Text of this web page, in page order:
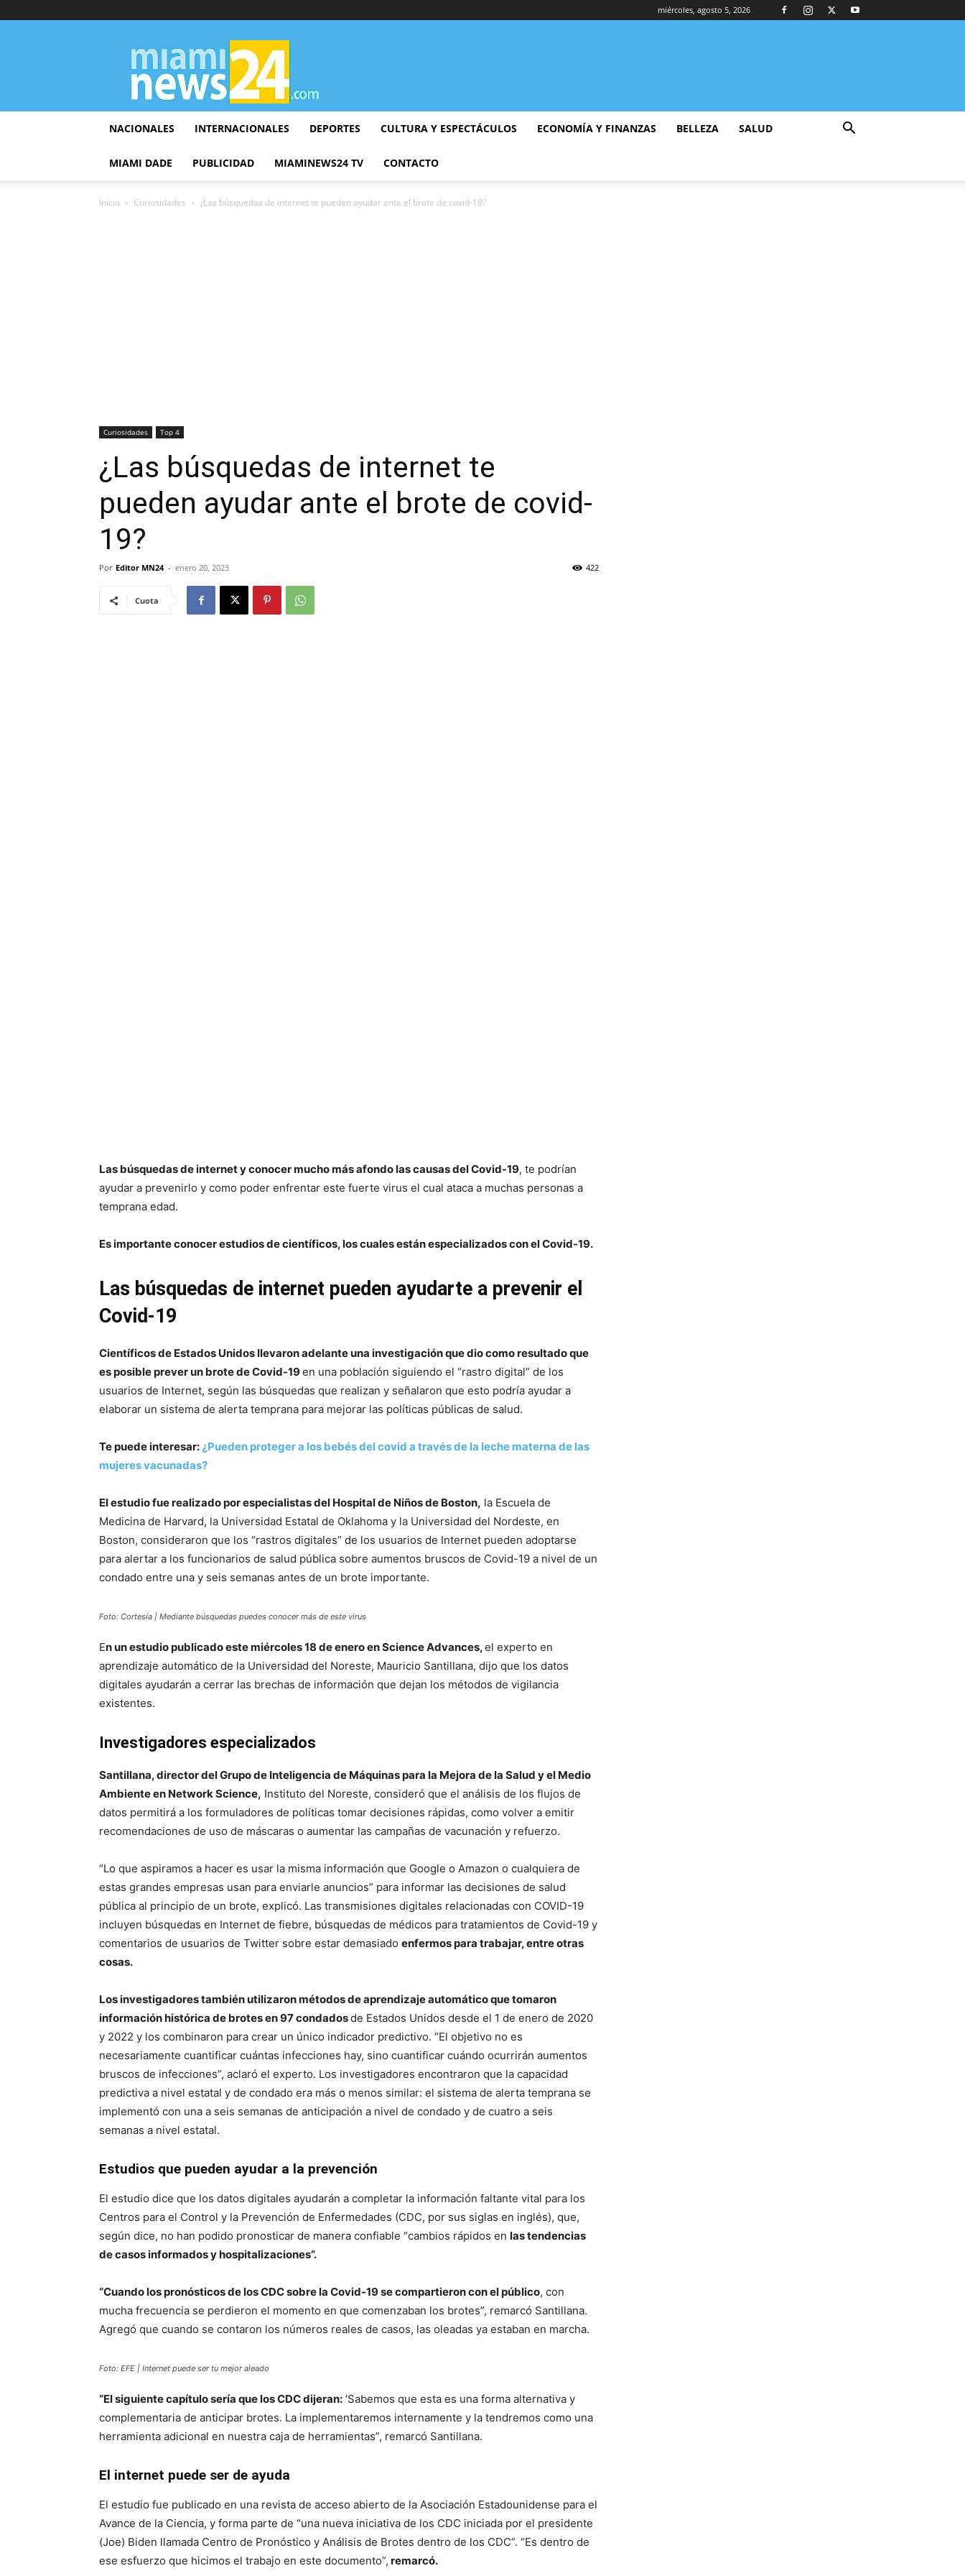
miércoles, agosto 5, 2026
▷
Miami
News
24
NACIONALES INTERNACIONALES DEPORTES CULTURA Y ESPECTÁCULOS ECONOMÍA Y FINANZAS BELLEZA SALUD
MIAMI DADE PUBLICIDAD MIAMINEWS24 TV CONTACTO
Inicio Curiosidades ¿Las búsquedas de internet te pueden ayudar ante el brote de covid-19?
Curiosidades Top 4
¿Las búsquedas de internet te
pueden ayudar ante el brote de covid-
19?
Por Editor MN24 - enero 20, 2023 422
Cuota
Las búsquedas de internet y conocer mucho más afondo las causas del Covid-19, te podrían
ayudar a prevenirlo y como poder enfrentar este fuerte virus el cual ataca a muchas personas a
temprana edad.
Es importante conocer estudios de científicos, los cuales están especializados con el Covid-19.
Las búsquedas de internet pueden ayudarte a prevenir el
Covid-19
Científicos de Estados Unidos llevaron adelante una investigación que dio como resultado que
es posible prever un brote de Covid-19en una población siguiendo el “rastro digital” de los
usuarios de Internet, según las búsquedas que realizan y señalaron que esto podría ayudar a
elaborar un sistema de alerta temprana para mejorar las políticas públicas de salud.
Te puede interesar:¿Pueden proteger a los bebés del covid a través de la leche materna de las
mujeres vacunadas?
El estudio fue realizado por especialistas del Hospital de Niños de Boston, la Escuela de
Medicina de Harvard, la Universidad Estatal de Oklahoma y la Universidad del Nordeste, en
Boston, consideraron que los “rastros digitales” de los usuarios de Internet pueden adoptarse
para alertar a los funcionarios de salud pública sobre aumentos bruscos de Covid-19 a nivel de un
condado entre una y seis semanas antes de un brote importante.
Foto: Cortesía | Mediante búsquedas puedes conocer más de este virus
En un estudio publicado este miércoles 18 de enero en Science Advances,el experto en
aprendizaje automático de la Universidad del Noreste, Mauricio Santillana, dijo que los datos
digitales ayudarán a cerrar las brechas de información que dejan los métodos de vigilancia
existentes.
Investigadores especializados
Santillana, director del Grupo de Inteligencia de Máquinas para la Mejora de la Salud y el Medio
Ambiente en Network Science, Instituto del Noreste, consideró que el análisis de los flujos de
datos permitirá a los formuladores de políticas tomar decisiones rápidas, como volver a emitir
recomendaciones de uso de máscaras o aumentar las campañas de vacunación y refuerzo.
“Lo que aspiramos a hacer es usar la misma información que Google o Amazon o cualquiera de
estas grandes empresas usan para enviarle anuncios” para informar las decisiones de salud
pública al principio de un brote, explicó. Las transmisiones digitales relacionadas con COVID-19
incluyen búsquedas en Internet de fiebre, búsquedas de médicos para tratamientos de Covid-19 y
comentarios de usuarios de Twitter sobre estar demasiado enfermos para trabajar, entre otras
cosas.
Los investigadores también utilizaron métodos de aprendizaje automático que tomaron
información histórica de brotes en 97 condadosde Estados Unidos desde el 1 de enero de 2020
y 2022 y los combinaron para crear un único indicador predictivo. “El objetivo no es
necesariamente cuantificar cuántas infecciones hay, sino cuantificar cuándo ocurrirán aumentos
bruscos de infecciones”, aclaró el experto. Los investigadores encontraron que la capacidad
predictiva a nivel estatal y de condado era más o menos similar: el sistema de alerta temprana se
implementó con una a seis semanas de anticipación a nivel de condado y de cuatro a seis
semanas a nivel estatal.
Estudios que pueden ayudar a la prevención
El estudio dice que los datos digitales ayudarán a completar la información faltante vital para los
Centros para el Control y la Prevención de Enfermedades (CDC, por sus siglas en inglés), que,
según dice, no han podido pronosticar de manera confiable “cambios rápidos en las tendencias
de casos informados y hospitalizaciones”.
“Cuando los pronósticos de los CDC sobre la Covid-19 se compartieron con el público, con
mucha frecuencia se perdieron el momento en que comenzaban los brotes”, remarcó Santillana.
Agregó que cuando se contaron los números reales de casos, las oleadas ya estaban en marcha.
Foto: EFE | Internet puede ser tu mejor aleado
“El siguiente capítulo sería que los CDC dijeran: ‘Sabemos que esta es una forma alternativa y
complementaria de anticipar brotes. La implementaremos internamente y la tendremos como una
herramienta adicional en nuestra caja de herramientas”, remarcó Santillana.
El internet puede ser de ayuda
El estudio fue publicado en una revista de acceso abierto de la Asociación Estadounidense para el
Avance de la Ciencia, y forma parte de “una nueva iniciativa de los CDC iniciada por el presidente
(Joe) Biden llamada Centro de Pronóstico y Análisis de Brotes dentro de los CDC”. “Es dentro de
ese esfuerzo que hicimos el trabajo en este documento”, remarcó.